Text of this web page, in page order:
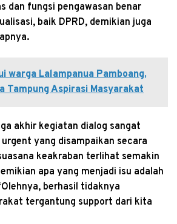
dan fungsi pengawasan benar
baik DPRD, demikian juga
warga Lalampanua Pamboang,
Tampung Aspirasi Masyarakat
akhir kegiatan dialog sangat
yang disampaikan secara
keakraban terlihat semakin
apa yang menjadi isu adalah
berhasil tidaknya
tergantung support dari kita